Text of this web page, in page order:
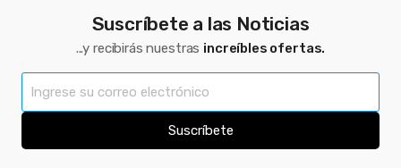
Suscríbete a las Noticias
...y recibirás nuestras increíbles ofertas.
Suscríbete